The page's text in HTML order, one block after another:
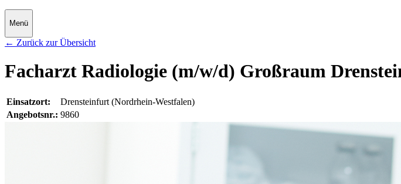
Menü
← Zurück zur Übersicht
Facharzt Radiologie (m/w/d) Großraum
Einsatzort:
Drensteinfurt (Nordrhein-Westfalen)
Angebotsnr.: 9860